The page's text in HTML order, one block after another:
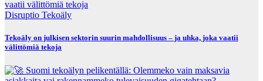
Disruptio Tekoäly
Tekoäly on julkisen sektorin suurin mahdollisuus – ja uhka, joka vaatii
välittömiä tekoja